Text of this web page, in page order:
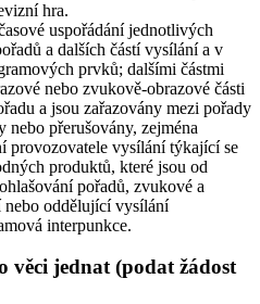
hra.
uspořádání jednotlivých
a dalších částí vysílání a v
prvků; dalšími částmi
nebo zvukově-obrazové části
a jsou zařazovány mezi pořady
přerušovány, zejména
provozovatele vysílání týkající se
produktů, které jsou od
pořadů, zvukové a
nebo oddělující vysílání
interpunkce.
věci jednat (podat žádost